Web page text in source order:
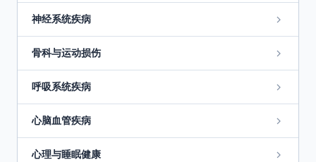
神经系统疾病
骨科与运动损伤
呼吸系统疾病
心脑血管疾病
心理与睡眠健康